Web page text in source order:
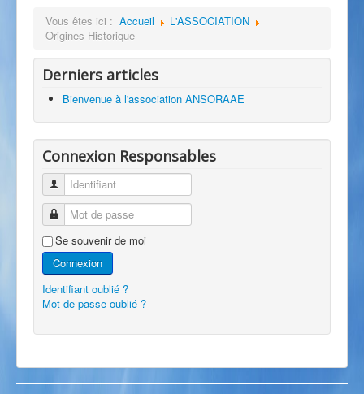
Vous êtes ici : Accueil
L'ASSOCIATION
Origines Historique
Derniers articles
Bienvenue à l'association ANSORAAE
Connexion Responsables
Identifiant
Mot de passe
Se souvenir de moi
Connexion
Identifiant oublié ?
Mot de passe oublié ?